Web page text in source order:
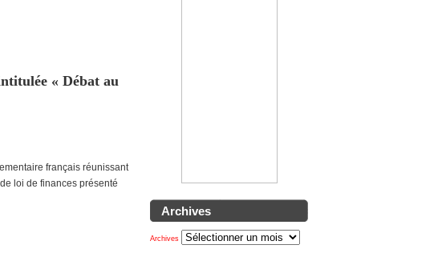
Archives
Archives
« Débat au
français réunissant
loi de finances présenté